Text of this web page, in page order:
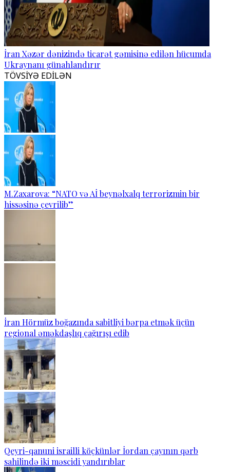
İran Xəzər dənizində ticarət gəmisinə edilən hücumda
Ukraynanı günahlandırır
TÖVSİYƏ EDİLƏN
M.Zaxarova: “NATO və Aİ beynəlxalq terrorizmin bir
hissəsinə çevrilib”
İran Hörmüz boğazında sabitliyi bərpa etmək üçün
regional əməkdaşlıq çağırışı edib
Qeyri-qanuni israilli köçkünlər İordan çayının qərb
sahilində iki məscidi yandırıblar